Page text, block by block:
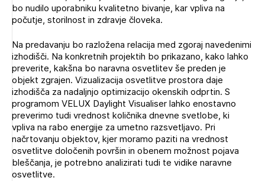
bo nudilo uporabniku kvalitetno bivanje, kar vpliva na
počutje, storilnost in zdravje človeka.
Na predavanju bo razložena relacija med zgoraj navedenimi
izhodišči. Na konkretnih projektih bo prikazano, kako lahko
preverite, kakšna bo naravna osvetlitev še preden je
objekt zgrajen. Vizualizacija osvetlitve prostora daje
izhodišča za nadaljnjo optimizacijo okenskih odprtin. S
programom VELUX Daylight Visualiser lahko enostavno
preverimo tudi vrednost količnika dnevne svetlobe, ki
vpliva na rabo energije za umetno razsvetljavo. Pri
načrtovanju objektov, kjer moramo paziti na vrednost
osvetlitve določenih površin in obenem možnost pojava
bleščanja, je potrebno analizirati tudi te vidike naravne
osvetlitve.